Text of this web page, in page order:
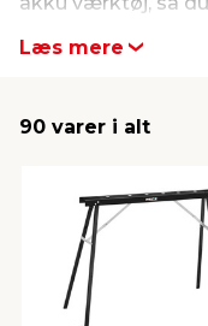
& stilladser
& standere
& syltning
data & TV
& fritid
komme i gang
Læs mere
90 varer i alt